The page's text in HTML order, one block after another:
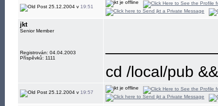
25.12.2004 v 19:51
jkt
Senior Member
Registrován: 04.04.2003
Příspěvků: 1111
cd /local/pub
25.12.2004 v 19:57